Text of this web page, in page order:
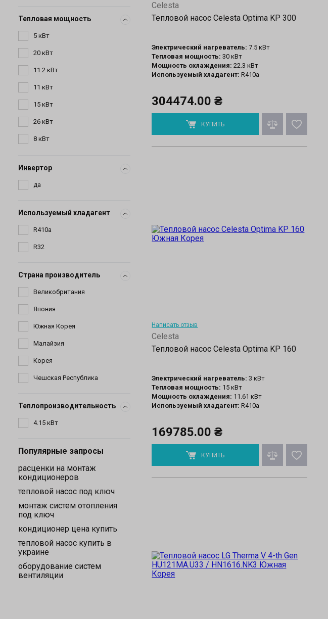
Тепловая мощность
Инвертор
Используемый хладагент
Страна производитель
Теплопроизводительность
Популярные запросы
расценки на монтаж
кондиционеров
тепловой насос под ключ
монтаж систем отопления
под ключ
кондиционер цена купить
тепловой насос купить в
украине
оборудование систем
вентиляции
Celesta
Тепловой насос Celesta Optima KP 300
Электрический нагреватель: 7.5 кВт
Тепловая мощность: 30 кВт
Мощность охлаждения: 22.3 кВт
Используемый хладагент: R410a
304474.00 ₴
КУПИТЬ
Написать отзыв
Celesta
Тепловой насос Celesta Optima KP 160
Электрический нагреватель: 3 кВт
Тепловая мощность: 15 кВт
Мощность охлаждения: 11.61 кВт
Используемый хладагент: R410a
169785.00 ₴
КУПИТЬ